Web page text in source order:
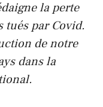
la perte
tués par Covid.
de notre
dans la